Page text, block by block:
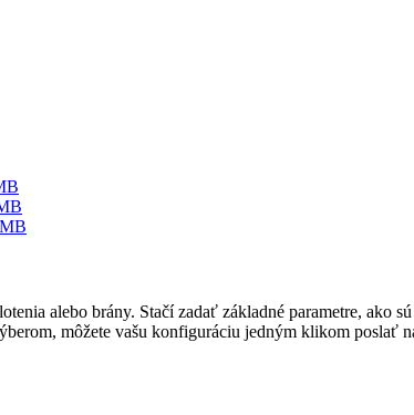
alebo brány. Stačí zadať základné parametre, ako
môžete vašu konfiguráciu jedným klikom poslať